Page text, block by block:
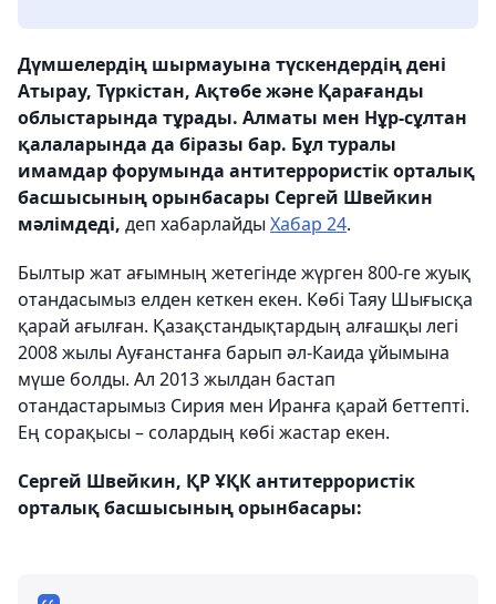
Дүмшелердің шырмауына түскендердің дені
Атырау, Түркістан, Ақтөбе және Қарағанды
облыстарында тұрады. Алматы мен Нұр-сұлтан
қалаларында да біразы бар. Бұл туралы
имамдар форумында антитеррористік орталық
басшысының орынбасары Сергей Швейкин
мәлімдеді, деп хабарлайды Хабар 24.
Былтыр жат ағымның жетегінде жүрген 800-ге жуық
отандасымыз елден кеткен екен. Көбі Таяу Шығысқа
қарай ағылған. Қазақстандықтардың алғашқы легі
2008 жылы Ауғанстанға барып әл-Каида ұйымына
мүше болды. Ал 2013 жылдан бастап
отандастарымыз Сирия мен Иранға қарай беттепті.
Ең сорақысы – солардың көбі жастар екен.
Сергей Швейкин, ҚР ҰҚК антитеррористік
орталық басшысының орынбасары: